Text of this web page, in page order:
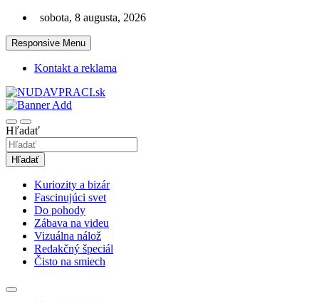
Skip
content
sobota, 8 augusta, 2026
Responsive Menu
Kontakt a reklama
nudaVpráci.sk
Hľadať
Hľadať
Kuriozity a bizár
Fascinujúci svet
Do pohody
Zábava na videu
Vizuálna nálož
Redakčný špeciál
Čisto na smiech